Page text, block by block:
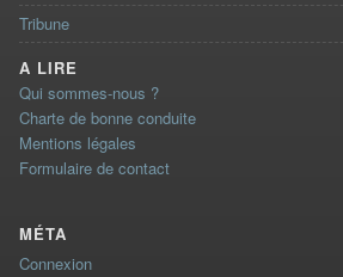
Tribune
A LIRE
Qui sommes-nous ?
Charte de bonne conduite
Mentions légales
Formulaire de contact
MÉTA
Connexion